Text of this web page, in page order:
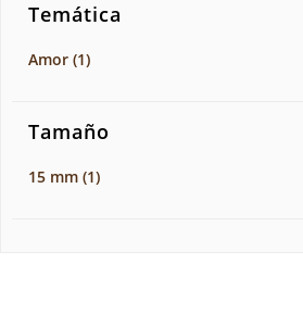
Temática
Amor (1)
Tamaño
15 mm (1)